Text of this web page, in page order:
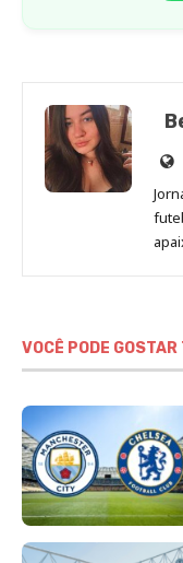
VOCÊ PODE GOSTAR